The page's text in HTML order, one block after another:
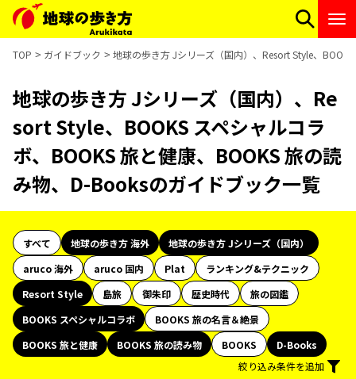
TOP ガイドブック 地球の歩き方 Jシリーズ（国内）、Resort Style、
地球の歩き方 Jシリーズ（国内）、Re
sort Style、BOOKS スペシャルコラ
ボ、BOOKS 旅と健康、BOOKS 旅の読
み物、D-Booksのガイドブック一覧
すべて 地球の歩き方 海外
地球の歩き方 Jシリーズ（国内）
aruco 海外
aruco 国内 Plat
ランキング&テクニック
Resort Style
島旅 御朱印 歴史時代
旅の図鑑
BOOKS スペシャルコラボ
BOOKS 旅の名言＆絶景
BOOKS 旅と健康
BOOKS 旅の読み物 BOOKS
D-Books
絞り込み条件を追加